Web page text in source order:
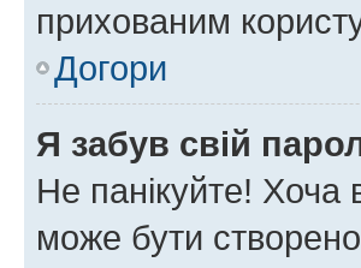
прихованим
Догори
Я забув свій
Не панікуйте!
може бути